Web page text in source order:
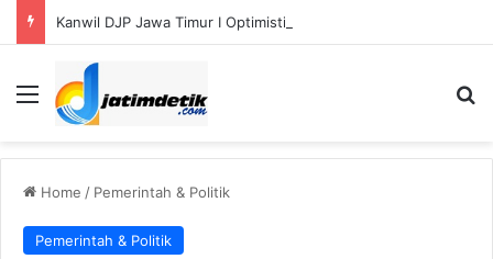
Menu
Home / Pemerintah & Politik
Pemerintah & Politik